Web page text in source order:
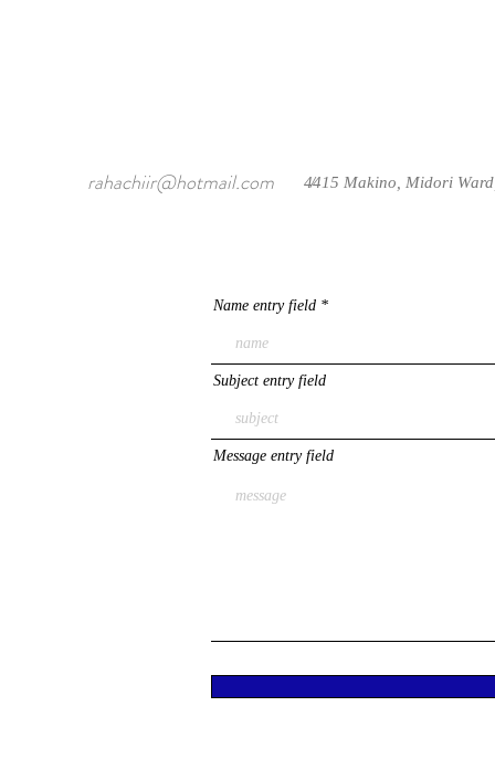
rahachiir@hotmail.com /
4415 Makino, Midori
Name entry field
Subject entry field
Message entry field